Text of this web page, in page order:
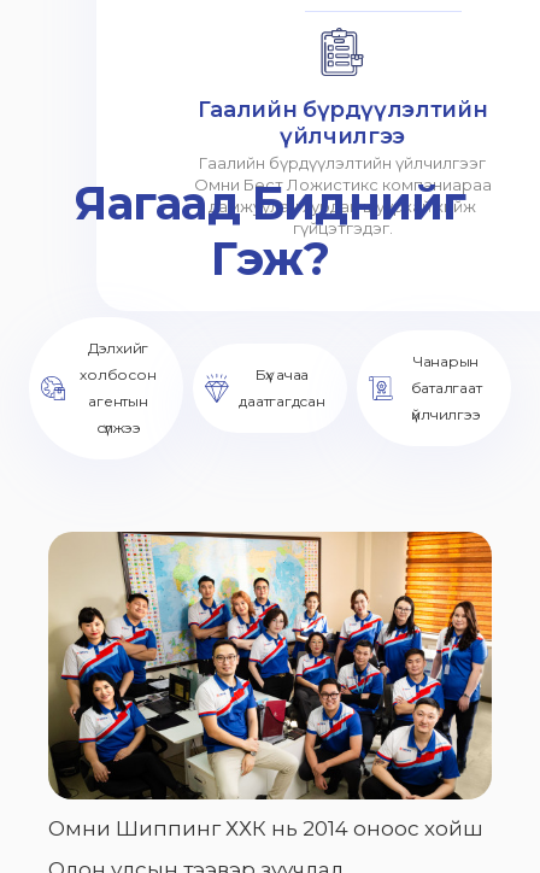
Гаалийн бүрдүүлэлтийн
үйлчилгээ
Гаалийн бүрдүүлэлтийн үйлчилгээг
Омни Бест Ложистикс компаниараа
дамжуулан хурдан шуурхай хийж
гүйцэтгэдэг.
Яагаад Биднийг
Гэж?
Дэлхийг
холбосон
агентын
сүлжээ
Бүх ачаа
даатгагдсан
Чанарын
баталгаат
үйлчилгээ
Омни Шиппинг ХХК нь 2014 оноос хойш